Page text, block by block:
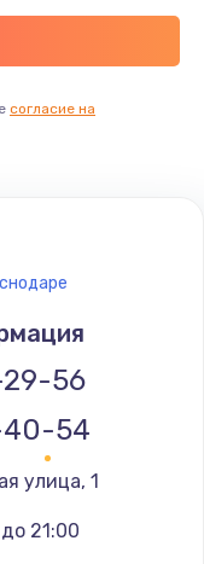
согласие на
56
40-54
улица, 1
21:00